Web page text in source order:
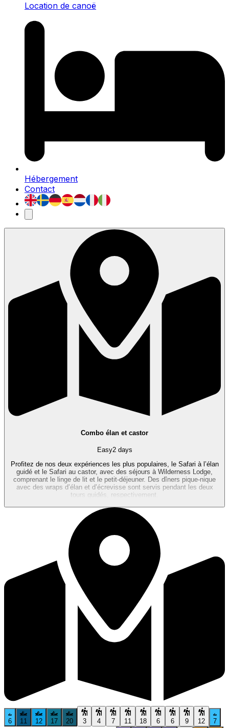
Location de canoë
Hébergement
Contact
Combo élan et castor
Easy2 days
Profitez de nos deux expériences les plus populaires, le Safari à l’élan
guidé et le Safari au castor, avec des séjours à Wilderness Lodge,
comprenant le linge de lit et le petit-déjeuner. Des dîners pique-nique
avec des wraps d’élan et d’écrevisse sont servis pendant les deux
tours guidés, respectivement.
6 11 12 17 20 3 4 7 11 18 6 6 9 12 7